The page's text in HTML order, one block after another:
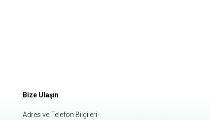
Bize Ulaşın
Adres ve Telefon Bilgileri